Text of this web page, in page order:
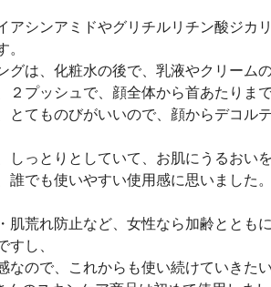
アシンアミドやグリチルリチン酸ジカ
グは、化粧水の後で、乳液やクリームの
２プッシュで、顔全体から首あたりまで
とてものびがいいので、顔からデコル
しっとりとしていて、お肌にうるおいを
誰でも使いやすい使用感に思いました。
肌荒れ防止など、女性なら加齢ととも
し、
なので、これからも使い続けていきたい